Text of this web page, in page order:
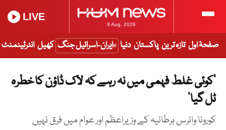
9 Aug, 2026
LIVE
صفحۂ اول تازہ ترین پاکستان دنیا ایران-اسرائیل جنگ کھیل انٹرٹینمنٹ
’کوئی غلط فہمی میں نہ رہے کہ لاک ڈاؤن کا خطرہ
ٹل گیا‘
کورونا وائرس برطانیہ کے وزیراعظم اور عوام میں فرق نہیں